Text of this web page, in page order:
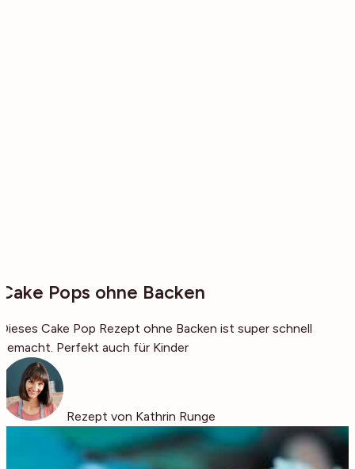
Cake Pops ohne Backen
Dieses Cake Pop Rezept ohne Backen ist super schnell
gemacht. Perfekt auch für Kinder
Rezept von Kathrin Runge